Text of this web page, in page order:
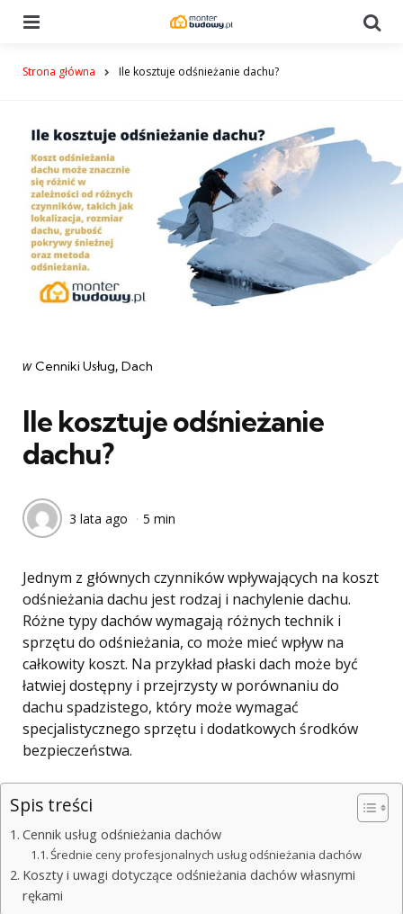
Strona główna Ile kosztuje odśnieżanie dachu?
Categories
post
w Cenniki Usług Dach
Ile kosztuje odśnieżanie
dachu?
3 lata ago 5 min
Jednym z głównych czynników wpływających na koszt
odśnieżania dachu jest rodzaj i nachylenie dachu.
Różne typy dachów wymagają różnych technik i
sprzętu do odśnieżania, co może mieć wpływ na
całkowity koszt. Na przykład płaski dach może być
łatwiej dostępny i przejrzysty w porównaniu do
dachu spadzistego, który może wymagać
specjalistycznego sprzętu i dodatkowych środków
bezpieczeństwa.
Spis treści
Cennik usług odśnieżania dachów
Średnie ceny profesjonalnych usług odśnieżania dachów
Koszty i uwagi dotyczące odśnieżania dachów własnymi
rękami